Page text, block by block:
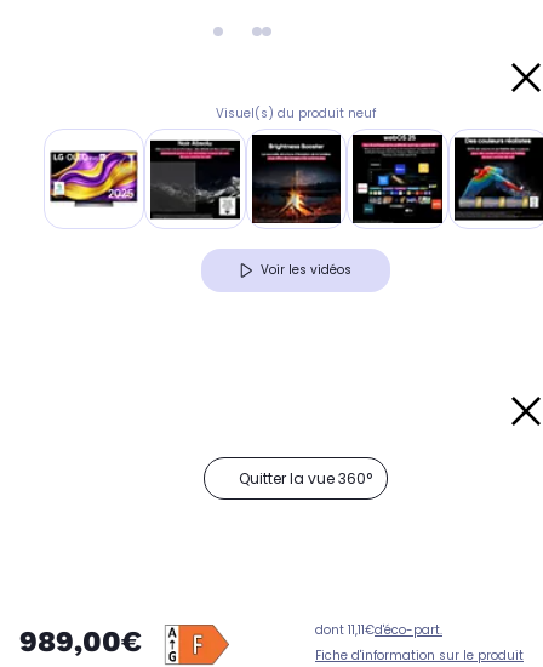
Visuel(s) du produit neuf
Voir les vidéos
Quitter la vue 360°
989,00€ dont 11,11€d'éco-part.
Fiche d'information sur le produit